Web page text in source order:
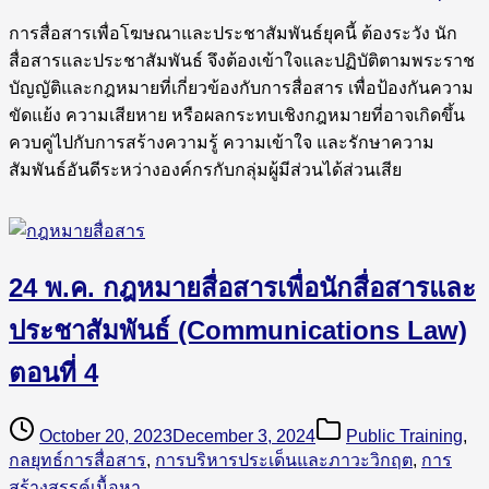
การสื่อสารเพื่อโฆษณาและประชาสัมพันธ์ยุคนี้ ต้องระวัง นัก
สื่อสารและประชาสัมพันธ์ จึงต้องเข้าใจและปฏิบัติตามพระราช
บัญญัติและกฎหมายที่เกี่ยวข้องกับการสื่อสาร เพื่อป้องกันความ
ขัดแย้ง ความเสียหาย หรือผลกระทบเชิงกฎหมายที่อาจเกิดขึ้น
ควบคู่ไปกับการสร้างความรู้ ความเข้าใจ และรักษาความ
สัมพันธ์อันดีระหว่างองค์กรกับกลุ่มผู้มีส่วนได้ส่วนเสีย
24 พ.ค. กฎหมายสื่อสารเพื่อนักสื่อสารและ
ประชาสัมพันธ์ (Communications Law)
ตอนที่ 4
October 20, 2023December 3, 2024 Public Training,
กลยุทธ์การสื่อสาร, การบริหารประเด็นและภาวะวิกฤต, การ